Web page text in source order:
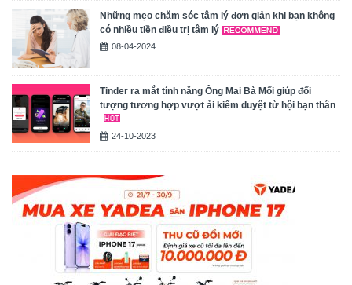
Những mẹo chăm sóc tâm lý đơn giản khi bạn không
có nhiều tiền điều trị tâm lý
08-04-2024
Tinder ra mắt tính năng Ông Mai Bà Mối giúp đối
tượng tương hợp vượt ải kiểm duyệt từ hội bạn thân
24-10-2023